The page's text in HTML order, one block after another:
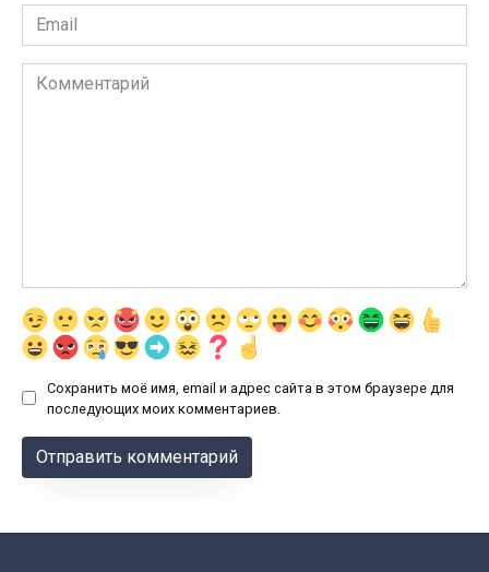
Email
*
Комментарий
Сохранить моё имя, email и адрес сайта в этом браузере для
последующих моих комментариев.